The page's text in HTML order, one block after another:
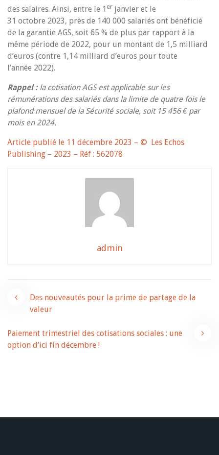
des salaires. Ainsi, entre le 1 er janvier et le
31 octobre 2023, près de 140 000 salariés ont bénéficié
de la garantie AGS, soit 65 % de plus par rapport à la
même période de 2022, pour un montant de 1,5 milliard
d’euros (contre 1,14 milliard d’euros pour toute
l’année 2022).
Rappel :la cotisation AGS est applicable sur les
rémunérations des salariés dans la limite de quatre fois le
plafond mensuel de la Sécurité sociale, soit 15 456 € par
mois en 2024.
Article publié le 11 décembre 2023 – © Les Echos
Publishing – 2023 – Réf : 562078
admin
Navigation
de
l’article
Des nouveautés pour la prime de partage de la
valeur
Paiement trimestriel des cotisations sociales : une
option d’ici fin décembre !